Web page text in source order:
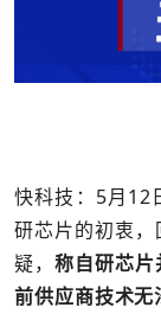
快科技：5月12
研芯片的初衷
疑， 称自研芯
前供应商技术无